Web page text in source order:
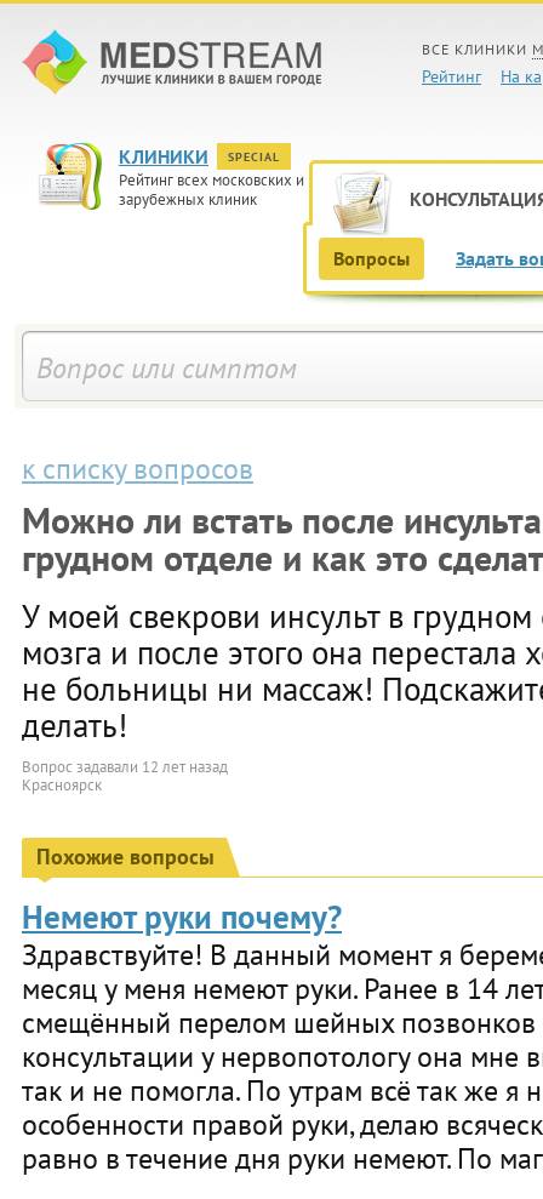
ВСЕ КЛИНИКИ
Рейтинг На
КЛИНИКИ SPECIAL
Рейтинг всех московских и
зарубежных клиник
Вопросы Задать
к списку вопросов
Можно ли встать после
грудном отделе и как это
У моей свекрови инсульт в грудном
мозга и после этого она перестала
не больницы ни массаж!
делать!
Вопрос задавали 12 лет назад
Красноярск
Похожие вопросы
Немеют руки почему?
Здравствуйте! В данный момент я
месяц у меня немеют руки. Ранее в 14
смещённый перелом шейных позвонков
консультации у нервопотологу она мне
так и не помогла. По утрам всё так же я
особенности правой руки, делаю
равно в течение дня руки немеют. По